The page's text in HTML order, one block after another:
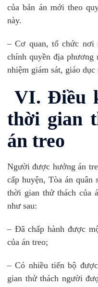
của bản án mới theo
này.
– Cơ quan, tổ chức nơi
chính quyền địa
nhiệm giám sát, giáo
VI. Điều
thời gian
án treo
Người được hưởng án
cấp huyện, Tòa án
thời gian thử thách của
như sau:
– Đã chấp hành được
của án treo;
– Có nhiều tiến bộ
gian thử thách người